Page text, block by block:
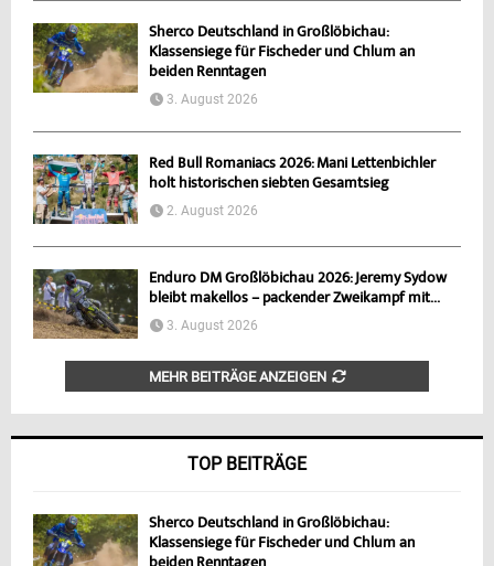
Sherco Deutschland in Großlöbichau:
Klassensiege für Fischeder und Chlum an
beiden Renntagen
3. August 2026
Red Bull Romaniacs 2026: Mani Lettenbichler
holt historischen siebten Gesamtsieg
2. August 2026
Enduro DM Großlöbichau 2026: Jeremy Sydow
bleibt makellos – packender Zweikampf mit...
3. August 2026
MEHR BEITRÄGE ANZEIGEN
TOP BEITRÄGE
Sherco Deutschland in Großlöbichau:
Klassensiege für Fischeder und Chlum an